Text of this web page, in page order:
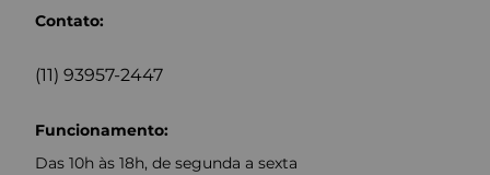
Contato:
(11) 93957-2447
Funcionamento:
Das 10h às 18h, de segunda a sexta